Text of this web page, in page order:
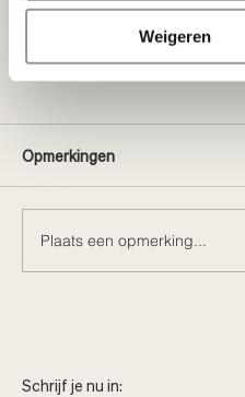
Weigeren
Bonjour, Paris. Bonjour,
nieuwe collecties
Opmerkingen
Plaats een opmerking...
Schrijf je nu in: